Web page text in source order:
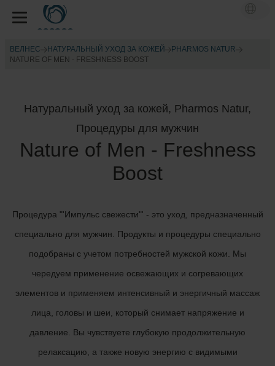
ВЕЛНЕС НАТУРАЛЬНЫЙ УХОД ЗА КОЖЕЙ
PHARMOS NATUR
NATURE OF MEN - FRESHNESS BOOST
Натуральный уход за кожей, Pharmos Natur,
Процедуры для мужчин
Nature of Men - Freshness
Boost
Процедура "'Импульс свежести"' - это уход, предназначенный
специально для мужчин. Продукты и процедуры специально
подобраны с учетом потребностей мужской кожи. Мы
чередуем применение освежающих и согревающих
элементов и применяем интенсивный и энергичный массаж
лица, головы и шеи, который снимает напряжение и
давление. Вы чувствуете глубокую продолжительную
релаксацию, а также новую энергию с видимыми